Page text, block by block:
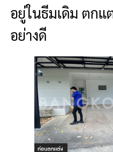
อยู่ในธีมเดิม ตก
อย่างดี